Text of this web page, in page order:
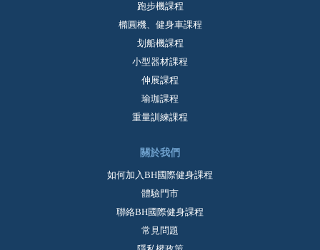
跑步機課程
橢圓機、健身車課程
划船機課程
小型器材課程
伸展課程
瑜珈課程
重量訓練課程
關於我們
如何加入BH國際健身課程
體驗門市
聯絡BH國際健身課程
常見問題